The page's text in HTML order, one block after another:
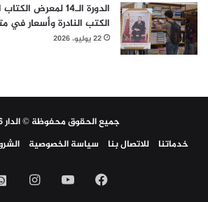
الدورة الـ14
الكتب النادرة وأسعار في
22 يوليو، 2026
جميع الحقوق محفوظة © الدار 2026
خدماتنا
للاتصال بنا سياسة الخصوصية
فيسبوك‫YouTube